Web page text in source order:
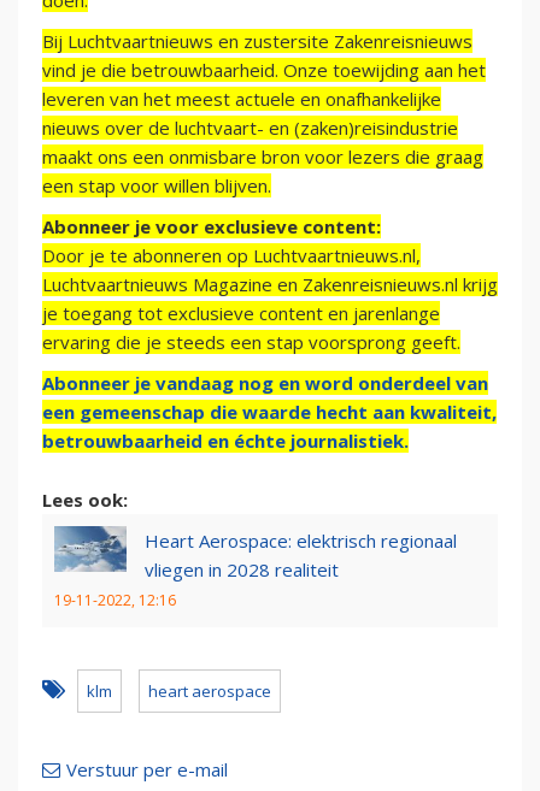
Bij Luchtvaartnieuws en zustersite Zakenreisnieuws
vind je die betrouwbaarheid. Onze toewijding aan het
leveren van het meest actuele en onafhankelijke
nieuws over de luchtvaart- en (zaken)reisindustrie
maakt ons een onmisbare bron voor lezers die graag
een stap voor willen blijven.
Abonneer je voor exclusieve content:
Door je te abonneren op Luchtvaartnieuws.nl,
Luchtvaartnieuws Magazine en Zakenreisnieuws.nl krijg
je toegang tot exclusieve content en jarenlange
ervaring die je steeds een stap voorsprong geeft.
Abonneer je vandaag nog en word onderdeel van
een gemeenschap die waarde hecht aan kwaliteit,
betrouwbaarheid en échte journalistiek.
Lees ook:
Heart Aerospace: elektrisch regionaal
vliegen in 2028 realiteit
19-11-2022, 12:16
klm heart aerospace
Verstuur per e-mail